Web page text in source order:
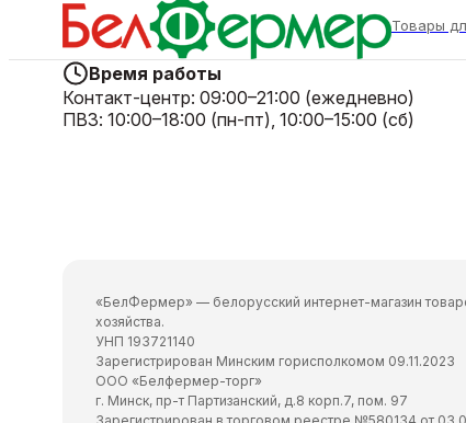
Товары
Время работы
Контакт-центр: 09:00–21:00 (ежедневно)
ПВЗ: 10:00–18:00 (пн-пт), 10:00–15:00 (сб)
«БелФермер» — белорусский интернет-магазин
хозяйства.
УНП 193721140
Зарегистрирован Минским горисполкомом 09.11.2023
ООО «Белфермер-торг»
г. Минск, пр-т Партизанский, д.8 корп.7, пом. 97